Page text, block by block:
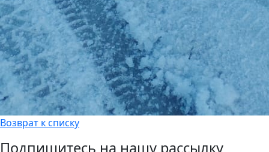
Возврат к списку
Подпишитесь на нашу рассылку